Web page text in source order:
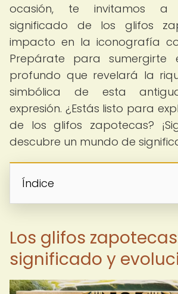
ocasión, te invitamos a
significado de los glifos
impacto en la iconografía
Prepárate para sumergirte
profundo que revelará la
simbólica de esta
expresión. ¿Estás listo para
de los glifos zapotecas?
descubre un mundo de
Índice
Los glifos
significado y